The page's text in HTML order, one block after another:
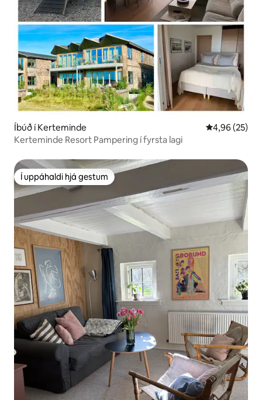
Íbúð í Kerteminde 4,96 af 5 í
4,96 (25)
Kerteminde Resort Pampering í fyrsta lagi
Í uppáhaldi hjá gestum
Í uppáhaldi hjá gestum